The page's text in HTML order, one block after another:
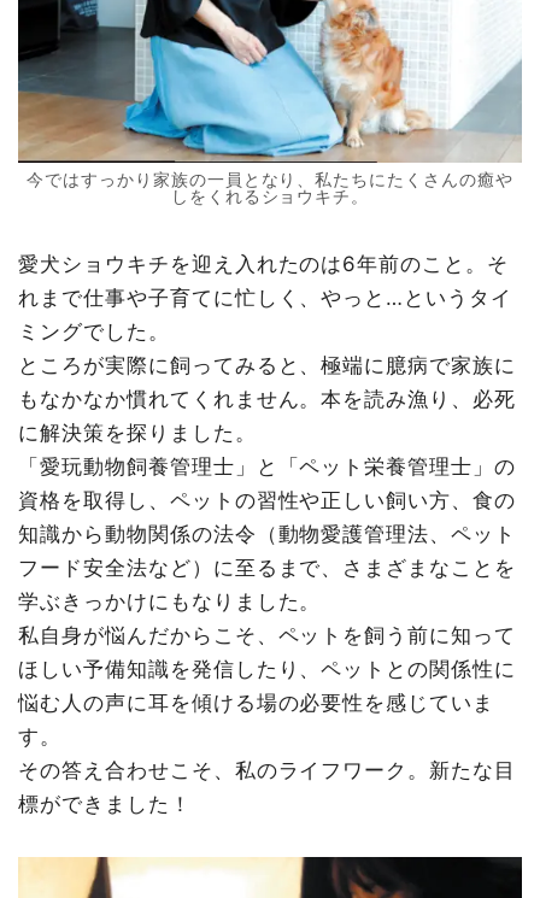
今ではすっかり家族の一員となり、私たちにたくさんの癒や
しをくれるショウキチ。
愛犬ショウキチを迎え入れたのは6年前のこと。そ
れまで仕事や子育てに忙しく、やっと…というタイ
ミングでした。
ところが実際に飼ってみると、極端に臆病で家族に
もなかなか慣れてくれません。本を読み漁り、必死
に解決策を探りました。
「愛玩動物飼養管理士」と「ペット栄養管理士」の
資格を取得し、ペットの習性や正しい飼い方、食の
知識から動物関係の法令（動物愛護管理法、ペット
フード安全法など）に至るまで、さまざまなことを
学ぶきっかけにもなりました。
私自身が悩んだからこそ、ペットを飼う前に知って
ほしい予備知識を発信したり、ペットとの関係性に
悩む人の声に耳を傾ける場の必要性を感じていま
す。
その答え合わせこそ、私のライフワーク。新たな目
標ができました！